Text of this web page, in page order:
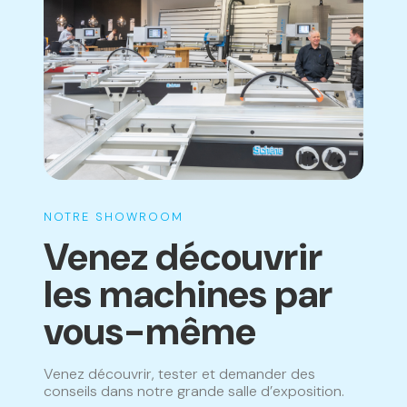
notre gamme ne sont donc pas inclus.
NOTRE SHOWROOM
Venez découvrir
les machines par
vous-même
Venez découvrir, tester et demander des
conseils dans notre grande salle d’exposition.